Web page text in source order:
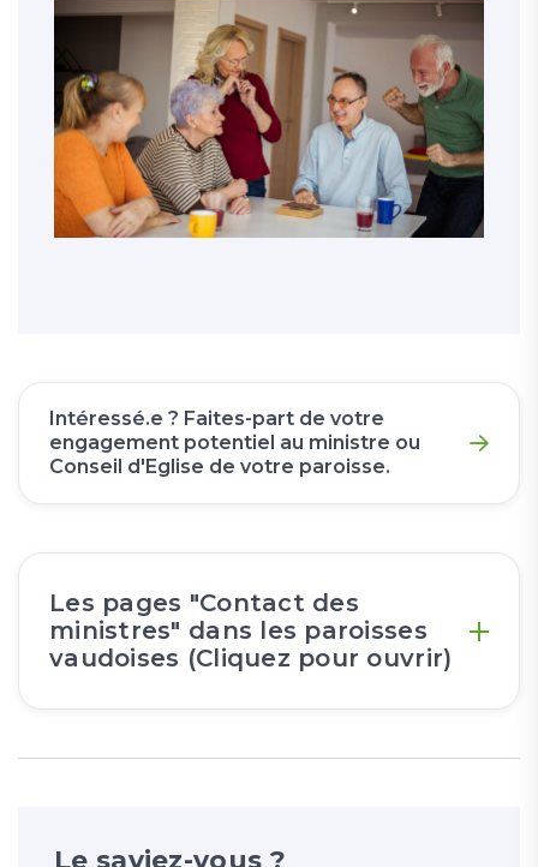
Intéressé.e ? Faites-part de votre
engagement potentiel au ministre ou
Conseil d'Eglise de votre paroisse.
Les pages "Contact des
ministres" dans les paroisses
vaudoises (Cliquez pour ouvrir)